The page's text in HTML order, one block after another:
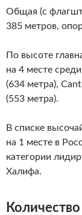
Общая (с
385 метров,
По высоте
на 4 месте
(634 метра),
(553 метра).
В списке
на 1 месте в
категории
Халифа.